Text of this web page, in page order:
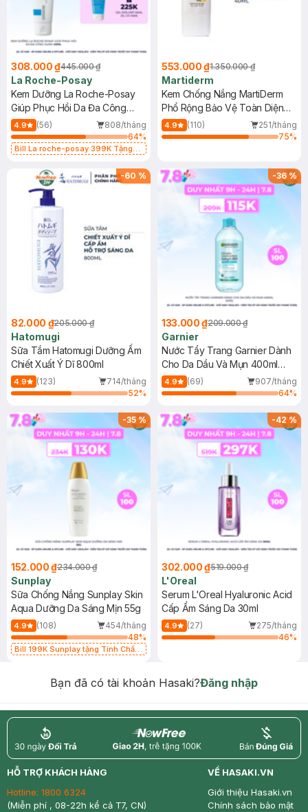
308.000 ₫445.000 ₫
La Roche-Posay
Kem Dưỡng La Roche-Posay
Giúp Phục Hồi Da Đa Công
Dụng 40ml
4.9 (56)
808/tháng
64%
Bill La roche-posay 399K Tặng
(SL có hạn)
553.000 ₫1.350.000 ₫
Martiderm
Kem Chống Nắng MartiDerm
Phổ Rộng Bảo Vệ Toàn Diện
40ml
4.9 (110)
251/tháng
75%
-60 %
82.000 ₫205.000 ₫
Hatomugi
Sữa Tắm Hatomugi Dưỡng Ẩm
Chiết Xuất Ý Dĩ 800ml
4.9 (123)
714/tháng
52%
-36%
133.000 ₫209.000 ₫
Garnier
Nước Tẩy Trang Garnier Dành
Cho Da Dầu Và Mụn 400ml
(Mới)
4.9 (69)
907/tháng
64%
-35%
152.000 ₫234.000 ₫
Sunplay
Sữa Chống Nắng Sunplay Skin
Aqua Dưỡng Da Sáng Mịn 55g
4.9 (108)
454/tháng
48%
Bill 199K Sunplay tặng Tinh Chất
-42%
302.000 ₫519.000 ₫
L'Oreal
Serum L'Oreal Hyaluronic Acid
Cấp Ẩm Sáng Da 30ml
4.9 (27)
275/tháng
46%
Bạn đã có tài khoản Hasaki?Đăng nhập
return nowfree price
HỖ TRỢ KHÁCH HÀNG
Hotline: 1800 6324
(Miễn phí , 08-22h kể cả T7, CN)
VỀ HASAKI.VN
Giới thiệu Hasaki.vn
Chính sách bảo mật